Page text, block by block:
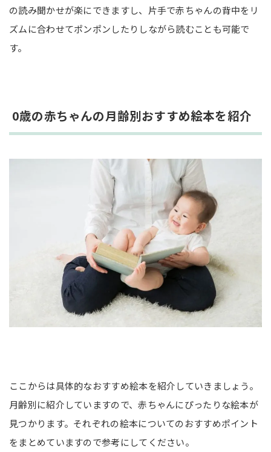
の読み聞かせが楽にできますし、片手で赤ちゃんの背中をリ
ズムに合わせてポンポンしたりしながら読むことも可能で
す。
0歳の赤ちゃんの月齢別おすすめ絵本を紹介
ここからは具体的なおすすめ絵本を紹介していきましょう。
月齢別に紹介していますので、赤ちゃんにぴったりな絵本が
見つかります。それぞれの絵本についてのおすすめポイント
をまとめていますので参考にしてください。